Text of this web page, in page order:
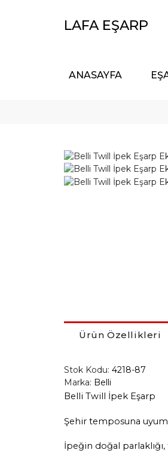
LAFA EŞARP
ANASAYFA
Ürün Özellikleri
Stok Kodu: 4218-87
Marka: Belli
Belli Twill İpek Eşarp
Şehir temposuna uyum
İpeğin doğal